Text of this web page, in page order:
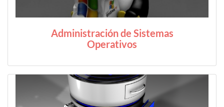
Administración de Sistemas
Operativos